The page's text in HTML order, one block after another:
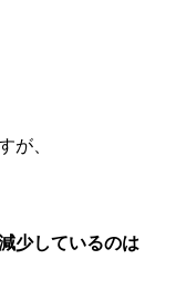
が、
少しているのは